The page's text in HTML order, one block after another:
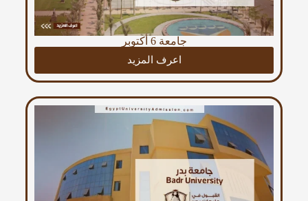
جامعة 6 أكتوبر
اعرف المزيد